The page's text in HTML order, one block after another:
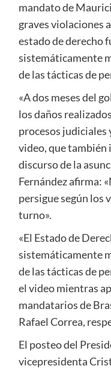
mandato de
graves violaciones
estado de derecho
sistemáticamente
de las tácticas de
«A dos meses del
los daños
procesos judiciales
video, que también
discurso de la
Fernández afirma:
persigue según los
turno».
«El Estado de
sistemáticamente
de las tácticas de
el video mientras
mandatarios de
Rafael Correa,
El posteo del
vicepresidenta